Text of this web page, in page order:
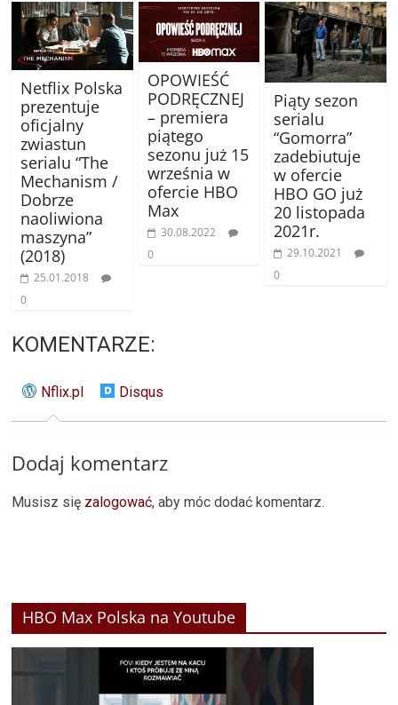
Netflix Polska
prezentuje
oficjalny
zwiastun
serialu “The
Mechanism /
Dobrze
naoliwiona
maszyna”
(2018)
25.01.2018
0
OPOWIEŚĆ
PODRĘCZNEJ
– premiera
piątego
sezonu już 15
września w
ofercie HBO
Max
30.08.2022
0
Piąty sezon
serialu
“Gomorra”
zadebiutuje
w ofercie
HBO GO już
20 listopada
2021r.
29.10.2021
0
KOMENTARZE:
Nflix.pl Disqus
Dodaj komentarz
Musisz się zalogować, aby móc dodać komentarz.
HBO Max Polska na Youtube